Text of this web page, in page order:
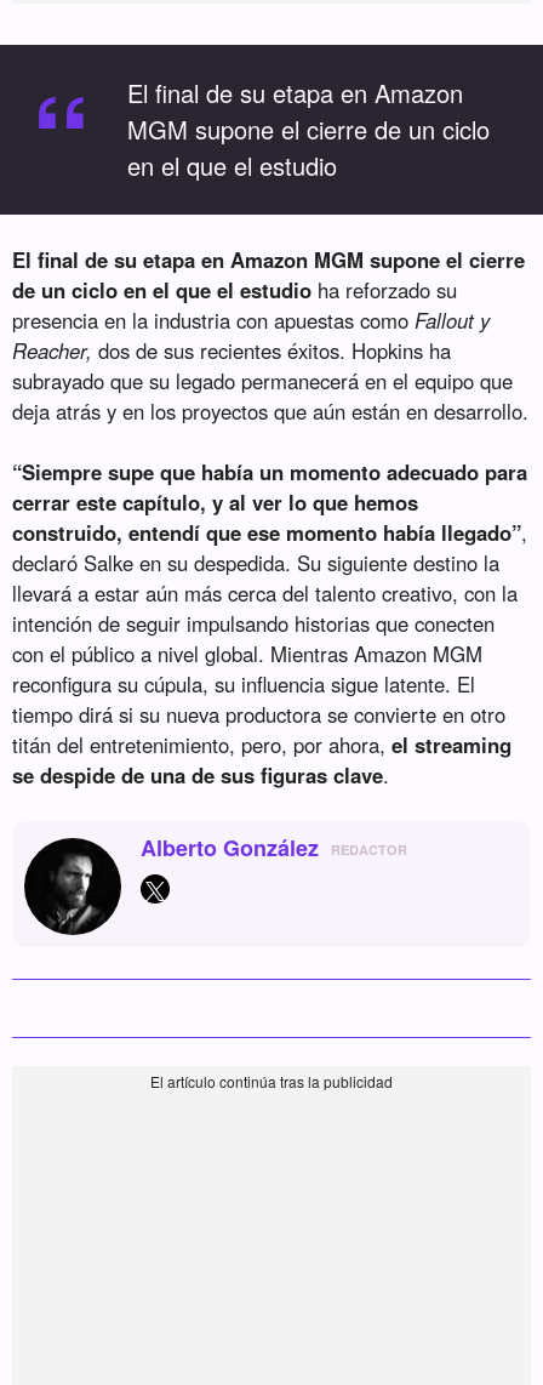
“
El final de su etapa en Amazon
MGM supone el cierre de un ciclo
en el que el estudio
El final de su etapa en Amazon MGM supone el cierre
de un ciclo en el que el estudio ha reforzado su
presencia en la industria con apuestas comoFallout y
Reacher, dos de sus recientes éxitos. Hopkins ha
subrayado que su legado permanecerá en el equipo que
deja atrás y en los proyectos que aún están en desarrollo.
“Siempre supe que había un momento adecuado para
cerrar este capítulo, y al ver lo que hemos
construido, entendí que ese momento había llegado”,
declaró Salke en su despedida. Su siguiente destino la
llevará a estar aún más cerca del talento creativo, con la
intención de seguir impulsando historias que conecten
con el público a nivel global. Mientras Amazon MGM
reconfigura su cúpula, su influencia sigue latente. El
tiempo dirá si su nueva productora se convierte en otro
titán del entretenimiento, pero, por ahora,el streaming
se despide de una de sus figuras clave.
Alberto González REDACTOR